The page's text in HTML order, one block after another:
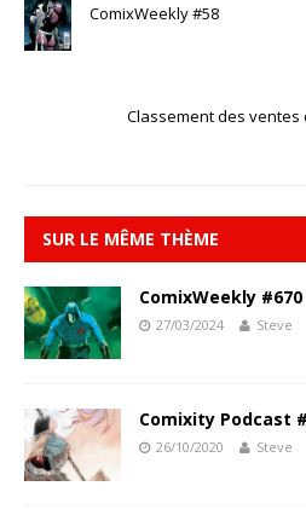
ComixWeekly #58
Classement des ventes
SUR LE MÊME THÈME
ComixWeekly #670
27/03/2024 Steve
Comixity Podcast
26/10/2020 Steve